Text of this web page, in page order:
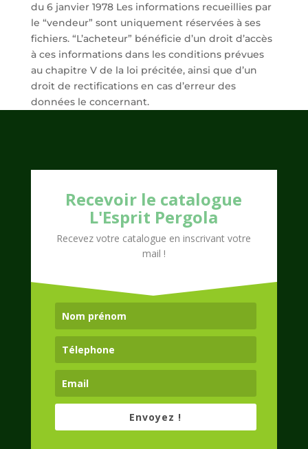
du 6 janvier 1978 Les informations recueillies par
le “vendeur” sont uniquement réservées à ses
fichiers. “L’acheteur” bénéficie d’un droit d’accès
à ces informations dans les conditions prévues
au chapitre V de la loi précitée, ainsi que d’un
droit de rectifications en cas d’erreur des
données le concernant.
Recevoir le catalogue
L'Esprit Pergola
Recevez votre catalogue en inscrivant votre
mail !
Envoyez !